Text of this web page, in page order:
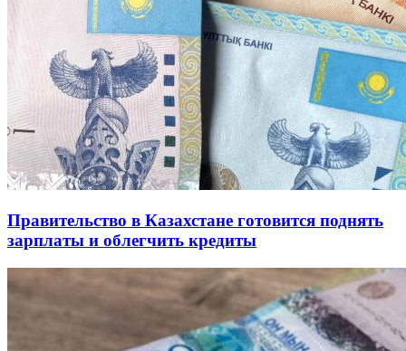
Правительство в Казахстане готовится поднять
зарплаты и облегчить кредиты